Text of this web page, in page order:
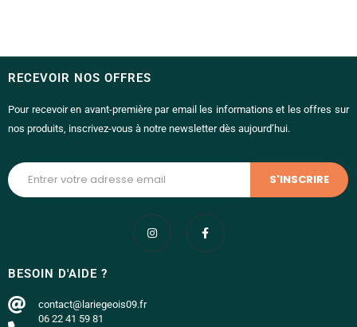
RECEVOIR NOS OFFRES
Pour recevoir en avant-première par email les informations et les offres sur
nos produits, inscrivez-vous à notre newsletter dès aujourd’hui.
BESOIN D'AIDE ?
contact@lariegeois09.fr
06 22 41 59 81